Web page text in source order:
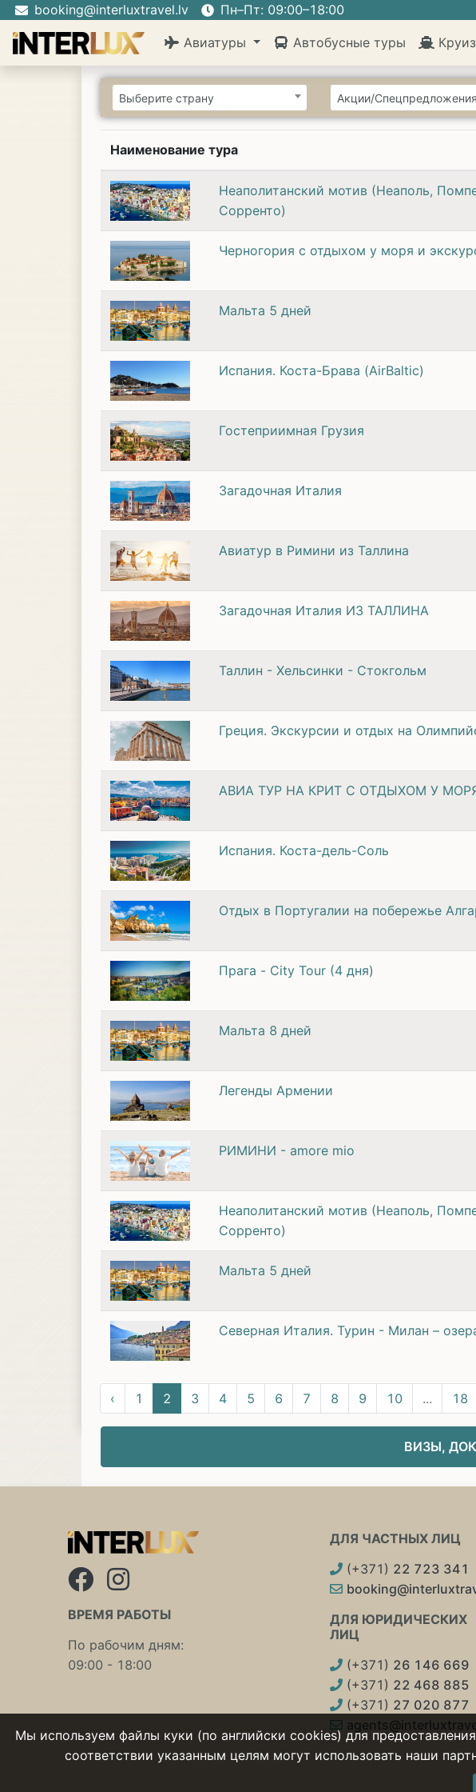
booking@interluxtravel.lv Пн–Пт: 09:00–18:00
Авиатуры Автобусные туры
Выберите страну Акции/Спецпредложения
Наименование тура
Неаполитанский мотив (Неаполь,
Сорренто)
Черногория с отдыхом у моря и
Мальта 5 дней
Испания. Коста-Брава (AirBaltic)
Гостеприимная Грузия
Загадочная Италия
Авиатур в Римини из Таллина
Загадочная Италия ИЗ ТАЛЛИНА
Таллин - Хельсинки - Стокгольм
Греция. Экскурсии и отдых на
АВИА ТУР НА КРИТ С ОТДЫХОМ У
Испания. Коста-дель-Соль
Отдых в Португалии на побережье
Прага - City Tour (4 дня)
Мальта 8 дней
Легенды Армении
РИМИНИ - amore mio
Неаполитанский мотив (Неаполь,
Сорренто)
Мальта 5 дней
Северная Италия. Турин - Милан –
‹ 1 2 3 4 5 6 7 8 9 10 ... 18
ВИЗЫ,
ВРЕМЯ РАБОТЫ
По рабочим дням:
09:00 - 18:00
ДЛЯ ЧАСТНЫХ ЛИЦ
(+371) 22 723 341
ДЛЯ ЮРИДИЧЕСКИХ
ЛИЦ
(+371) 26 146 669
(+371) 22 468 885
(+371) 27 020 877
Мы используем файлы куки (по английски cookies) для
соответствии указанным целям могут использовать наши